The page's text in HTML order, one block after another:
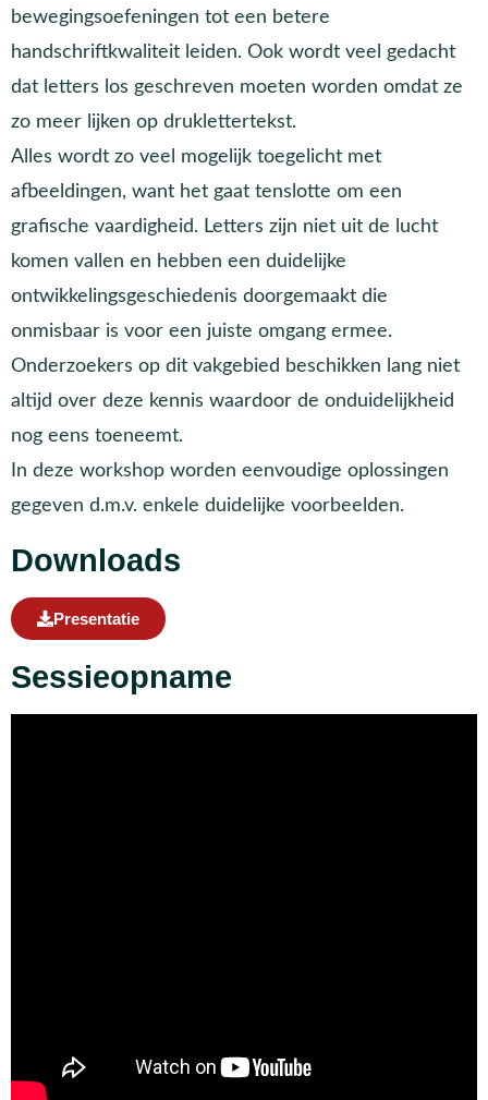
bewegingsoefeningen tot een betere
handschriftkwaliteit leiden. Ook wordt veel gedacht
dat letters los geschreven moeten worden omdat ze
zo meer lijken op druklettertekst.
Alles wordt zo veel mogelijk toegelicht met
afbeeldingen, want het gaat tenslotte om een
grafische vaardigheid. Letters zijn niet uit de lucht
komen vallen en hebben een duidelijke
ontwikkelingsgeschiedenis doorgemaakt die
onmisbaar is voor een juiste omgang ermee.
Onderzoekers op dit vakgebied beschikken lang niet
altijd over deze kennis waardoor de onduidelijkheid
nog eens toeneemt.
In deze workshop worden eenvoudige oplossingen
gegeven d.m.v. enkele duidelijke voorbeelden.
Downloads
Presentatie
Sessieopname